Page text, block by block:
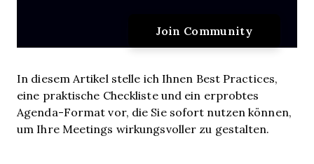
In diesem Artikel stelle ich Ihnen Best Practices,
eine praktische Checkliste und ein erprobtes
Agenda-Format vor, die Sie sofort nutzen können,
um Ihre Meetings wirkungsvoller zu gestalten.